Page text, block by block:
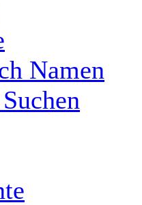
Namen